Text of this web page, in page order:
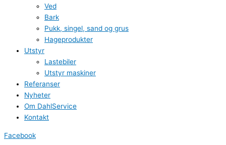
Ved
Bark
Pukk, singel, sand og grus
Hageprodukter
Utstyr
Lastebiler
Utstyr maskiner
Referanser
Nyheter
Om DahlService
Kontakt
Facebook